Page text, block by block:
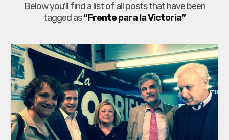
Below you'll find a list of all posts that have been
tagged as“Frente para la Victoria”